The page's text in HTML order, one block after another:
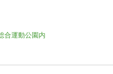
合運動公園内